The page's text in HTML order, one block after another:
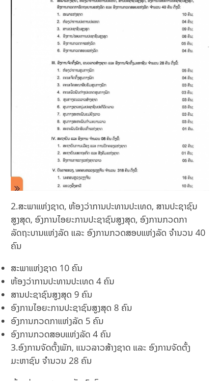
2.ສະພາແຫ່ງຊາດ, ຫ້ອງວ່າການປະທານປະເທດ, ສານປະຊາຊົນ
ສູງສຸດ, ອົງການໄອຍະການປະຊາຊົນສູງສຸດ, ອົງການກວດກາ
ລັດຖະບານແຫ່ງລັດ ແລະ ອົງການກວດສອບແຫ່ງລັດ ຈຳນວນ 40
ຄົນ
ສະພາແຫ່ງຊາດ 10 ຄົນ
ຫ້ອງວ່າການປະທານປະເທດ 4 ຄົນ
ສານປະຊາຊົນສູງສຸດ 9 ຄົນ
ອົງການໄອຍະການປະຊາຊົນສູງສຸດ 8 ຄົນ
ອົງການກວດກາແຫ່ງລັດ 5 ຄົນ
ອົງການກວດສອບແຫ່ງລັດ 4 ຄົນ
3.ອົງການຈັດຕັ້ງພັກ, ແນວລາວສ້າງຊາດ ແລະ ອົງການຈັດຕັ້ງ
ມະຫາຊົນ ຈຳນວນ 28 ຄົນ